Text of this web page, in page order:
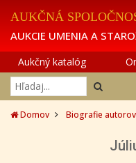
AUKČNÁ
AUKCIE UMENIA A
Aukčný katalóg
Domov Biografie autorov